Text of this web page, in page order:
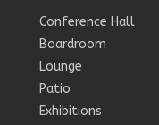
Conference Hall
Boardroom
Lounge
Patio
Exhibitions